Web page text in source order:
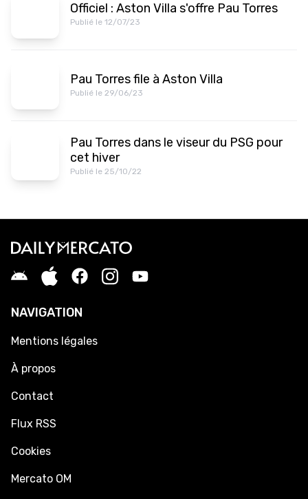
Officiel : Aston Villa s'offre Pau Torres
Publié le 12/07/23
Pau Torres file à Aston Villa
Publié le 29/06/23
Pau Torres dans le viseur du PSG pour
cet hiver
Publié le 25/10/22
NAVIGATION
Mentions légales
À propos
Contact
Flux RSS
Cookies
Mercato OM